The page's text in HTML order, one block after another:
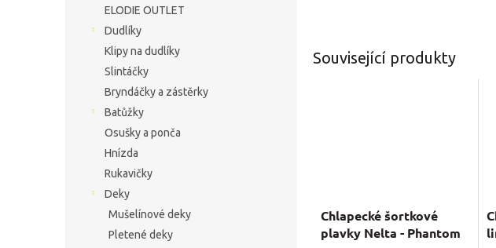
ELODIE OUTLET
Dudlíky
Klipy na dudlíky
Slintáčky
Bryndáčky a zástěrky
Batůžky
Osušky a ponča
Hnízda
Rukavičky
Deky
Mušelínové deky
Pletené deky
Související produkty
Chlapecké šortkové
plavky Nelta - Phantom